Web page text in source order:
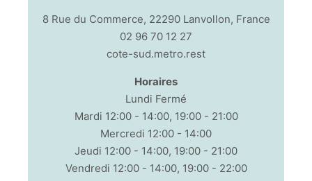
8 Rue du Commerce, 22290 Lanvollon, France
02 96 70 12 27
cote-sud.metro.rest
Horaires
Lundi Fermé
Mardi 12:00 - 14:00, 19:00 - 21:00
Mercredi 12:00 - 14:00
Jeudi 12:00 - 14:00, 19:00 - 21:00
Vendredi 12:00 - 14:00, 19:00 - 22:00